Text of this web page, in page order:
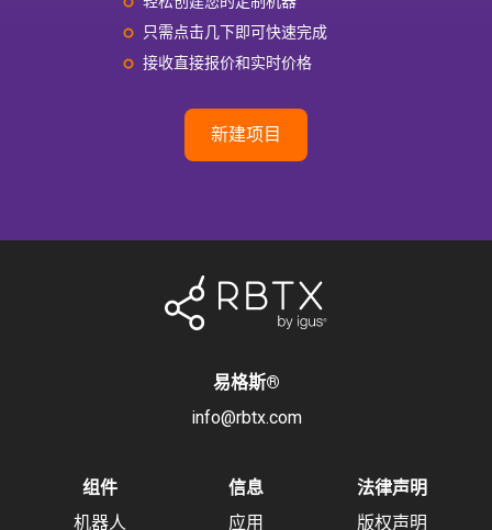
只需点击几下即可快速完成
接收直接报价和实时价格
新建项目
易格斯®
info@rbtx.com
组件
机器人
信息
应用
法律声明
版权声明